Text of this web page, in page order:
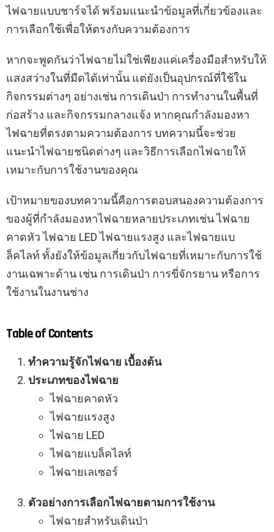
ไฟฉายแบบชาร์จได้ พร้อมแนะนำข้อมูลที่เกี่ยวข้องและ
การเลือกใช้เพื่อให้ตรงกับความต้องการ
หากจะพูดกันว่าไฟฉายไม่ใช่เพียงแค่เครื่องมือสำหรับให้
แสงสว่างในที่มืดได้เท่านั้น แต่ยังเป็นอุปกรณ์ที่ใช้ใน
กิจกรรมต่างๆ อย่างเช่น การเดินป่า การทำงานในพื้นที่
ก่อสร้าง และกิจกรรมกลางแจ้ง หากคุณกำลังมองหา
ไฟฉายที่ตรงตามความต้องการ บทความนี้จะช่วย
แนะนำไฟฉายชนิดต่างๆ และวิธีการเลือกไฟฉายให้
เหมาะกับการใช้งานของคุณ
เป้าหมายของบทความนี้คือการตอบสนองความต้องการ
ของผู้ที่กำลังมองหาไฟฉายหลายประเภทเช่น ไฟฉาย
คาดหัว ไฟฉาย LED ไฟฉายแรงสูง และไฟฉายแบ
ล็คไลท์ ทั้งยังให้ข้อมูลเกี่ยวกับไฟฉายที่เหมาะกับการใช้
งานเฉพาะด้าน เช่น การเดินป่า การขี่จักรยาน หรือการ
ใช้งานในงานช่าง
Table of Contents
ทำความรู้จักไฟฉาย เบื้องต้น
ประเภทของไฟฉาย
ไฟฉายคาดหัว
ไฟฉายแรงสูง
ไฟฉาย LED
ไฟฉายแบล็คไลท์
ไฟฉายเลเซอร์
ตัวอย่างการเลือกไฟฉายตามการใช้งาน
ไฟฉายสำหรับเดินป่า